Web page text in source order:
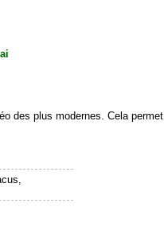
des plus modernes. Cela permet